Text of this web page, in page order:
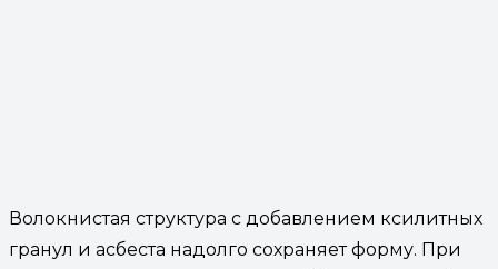
Волокнистая структура с добавлением ксилитных
гранул и асбеста надолго сохраняет форму. При